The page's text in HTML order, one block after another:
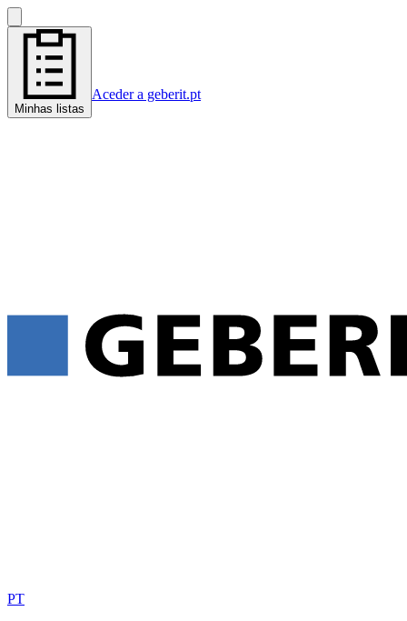
Minhas listas
Aceder a geberit.pt
PT